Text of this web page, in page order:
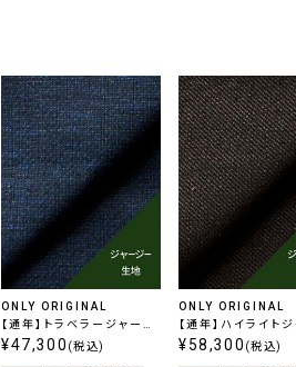
ONLY ORIGINAL
【通年】トラベラージャージ
ー ブルー無地
¥47,300 (税込)
ONLY ORIGINAL
【通年】ハイライト
ー ブラウン無地
¥58,300 (税込)